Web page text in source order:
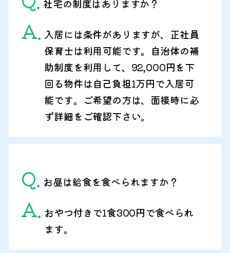
社宅の制度はありますか？
A. 入居には条件がありますが、正社員
保育士は利用可能です。自治体の補
助制度を利用して、92,000円を下
回る物件は自己負担1万円で入居可
能です。ご希望の方は、面接時に必
ず詳細をご確認下さい。
Q. お昼は給食を食べられますか？
A. おやつ付きで1食300円で食べられ
ます。